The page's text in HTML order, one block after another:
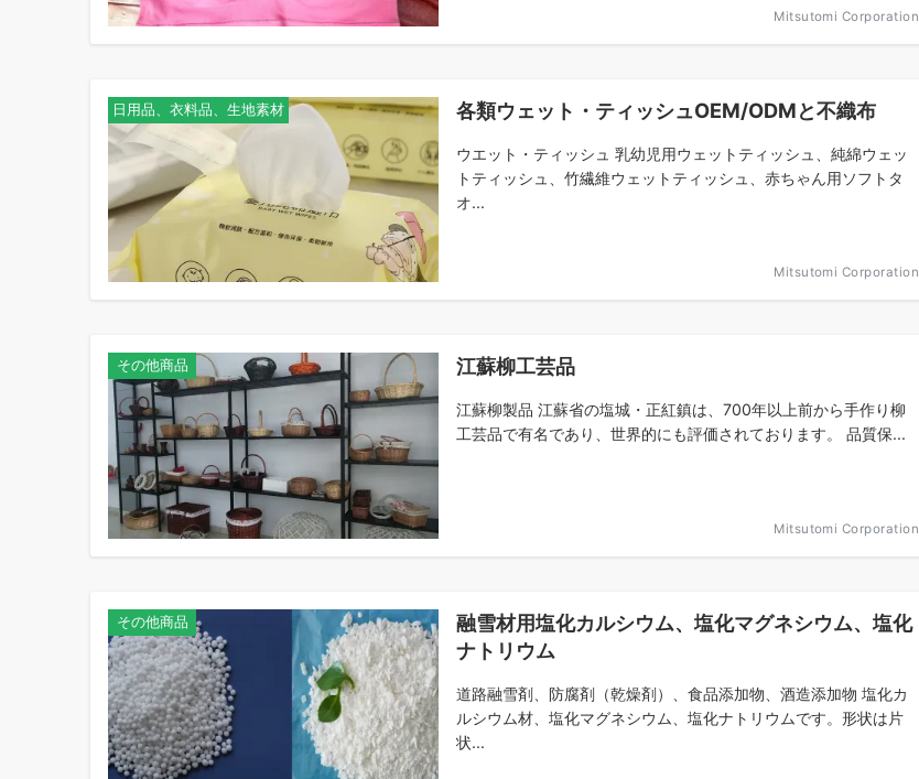
Mitsutomi Corporation
日用品、衣料品、生地素材 各類ウェット・ティッシュOEM/ODMと不織布
ウエット・ティッシュ 乳幼児用ウェットティッシュ、純綿ウェッ
トティッシュ、竹繊維ウェットティッシュ、赤ちゃん用ソフトタ
オ...
Mitsutomi Corporation
その他商品 江蘇柳工芸品
江蘇柳製品 江蘇省の塩城・正紅鎮は、700年以上前から手作り柳
工芸品で有名であり、世界的にも評価されております。 品質保...
Mitsutomi Corporation
その他商品
融雪材用塩化カルシウム、塩化マグネシウム、塩化
ナトリウム
道路融雪剤、防腐剤（乾燥剤）、食品添加物、酒造添加物 塩化カ
ルシウム材、塩化マグネシウム、塩化ナトリウムです。形状は片
状...